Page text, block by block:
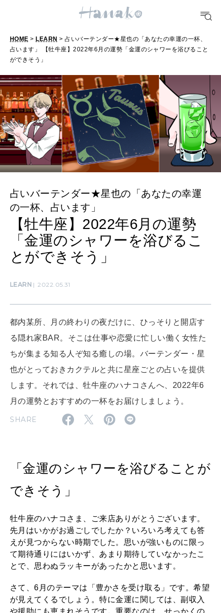
10 CATEGORIES
FOOD
TRAVEL
どこ行く？
FORTUNE
明日のわたし
[12星座別] Monthly Love Holoscope
女神まり愛のタロットメッセージ
算命学がわかる今月のあなた
HEALTH
LEARN
知る、考える
SUSTAINABLE
わたしができること
自分を耕す
2026年9月号「北海道 おいしく遊ぶ、夏のご褒美旅。」
2026年8月号『お茶の時間です。』
2026年7月号「鎌倉 ローカルが 教えてくれた 本当の歩き方。」
2026年6月号「大銀座 トレンドが生まれる 新しい一流店へ。」
MAGAZINE MOOK
HOME > LEARN > 占いバーテンダー★星也の「あなたの幸運の一杯、
占います」 【牡牛座】2022年6月の運勢「金運のシャワーを浴びること
ができそう」
占いバーテンダー★星也の「あなたの幸運
の一杯、占います」
【牡牛座】2022年6月の運勢
「金運のシャワーを浴びるこ
とができそう」
LEARN 2022.05.31
都内某所、月の終わりの夜だけに、ひっそりと開店す
る隠れ家BAR。そこは仕事や恋愛に忙しい働く女性た
ちが集まる知る人ぞ知る癒しの場。バーテンダー・星
也がとっておきカクテルと共に星座ごとの占いを提供
します。それでは、牡牛座のハナコさんへ、2022年6
月の運勢とおすすめの一杯をお届けしましょう。
SHARE
「金運のシャワーを浴びることが
できそう」
牡牛座のハナコさま、ご来店ありがとうございます。
先月はいかがお過ごしでしたか？いろいろ考えても答
えが見つからない時期でした。思いが強いものに限っ
て期待通りにはいかず、あまり期待していなかったこ
とで、思わぬラッキーがあったかと思います。
さて、6月のテーマは「豊かさを受け取る」です。希望
が見えてくるでしょう。特に金運に関しては、副収入